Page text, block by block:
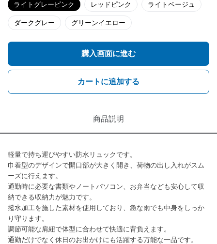
ライトグレーピンク レッドピンク ライトベージュ
ダークグレー グリーンイエロー
購入画面に進む
カートに追加する
商品説明
軽量で持ち運びやすい防水リュックです。
巾着型のデザインで開口部が大きく開き、荷物の出し入れがスム
ーズに行えます。
通勤時に必要な書類やノートパソコン、お弁当なども安心して収
納できる収納力が魅力です。
撥水加工を施した素材を使用しており、急な雨でも中身をしっか
り守ります。
調節可能な肩紐で体型に合わせて快適に背負えます。
通勤だけでなく休日のお出かけにも活躍する万能な一品です。